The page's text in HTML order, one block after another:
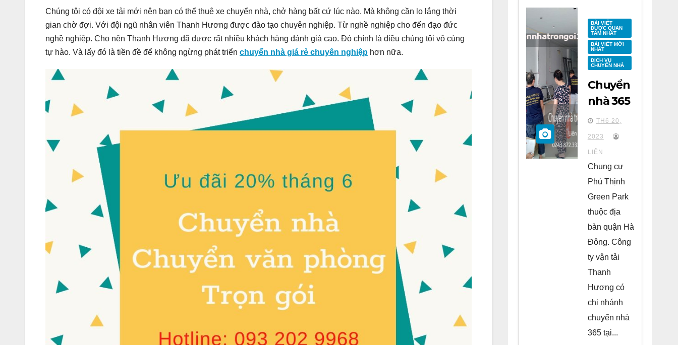
Chúng tôi có đội xe tải mới nên bạn có thể thuê xe chuyển nhà, chở hàng bất cứ lúc nào. Mà không cần lo lắng thời
gian chờ đợi. Với đội ngũ nhân viên Thanh Hương được đào tạo chuyên nghiệp. Từ nghề nghiệp cho đến đạo đức
nghề nghiệp. Cho nên Thanh Hương đã được rất nhiều khách hàng đánh giá cao. Đó chính là điều chúng tôi vô cùng
tự hào. Và lấy đó là tiền đề để không ngừng phát triển chuyển nhà giá rẻ chuyên nghiệp hơn nữa.
BÀI VIẾT
ĐƯỢC QUAN
TÂM NHẤT
BÀI VIẾT MỚI
NHẤT
DỊCH VỤ
CHUYỂN NHÀ
Chuyển
nhà 365
tại
chung
cư Phú
Thịnh
Green
Park Hà
Đông
TH6 20,
2023
LIÊN
Chung cư
Phú Thịnh
Green Park
thuộc địa
bàn quận Hà
Đông. Công
ty vận tải
Thanh
Hương có
chi nhánh
chuyển nhà
365 tại...